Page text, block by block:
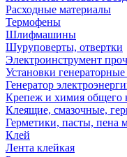
Расходные материалы
Термофены
Шлифмашины
Шуруповерты, отвертки
Электроинструмент
Установки
Генератор
Крепеж и химия общего
Клеящие, смазочные,
Герметики, пасты, пена
Клей
Лента клейкая